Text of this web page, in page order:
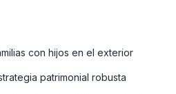
con hijos en el exterior
patrimonial robusta